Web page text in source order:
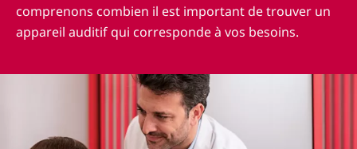
comprenons combien il est important de trouver un
appareil auditif qui corresponde à vos besoins.